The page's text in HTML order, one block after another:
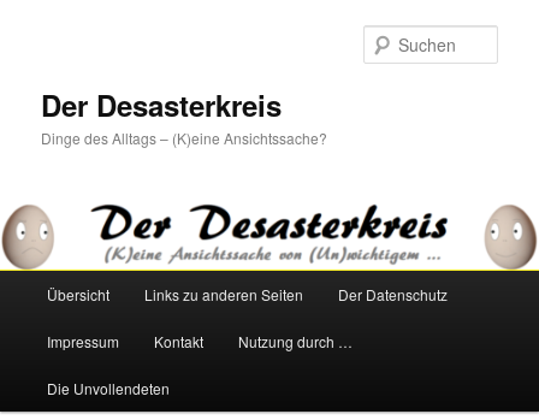
Der Desasterkreis
Dinge des Alltags – (K)eine Ansichtssache?
HauptmenüÜbersicht Links zu anderen Seiten Der Datenschutz
Impressum Kontakt Nutzung durch …
Die Unvollendeten